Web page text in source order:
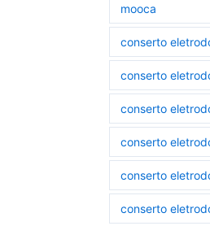
mooca
conserto
conserto
conserto
conserto
conserto
conserto